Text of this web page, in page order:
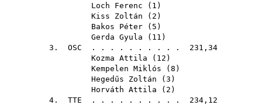
Loch Ferenc ( 1 )
Kiss Zoltán ( 2 )
Bakos Péter ( 5 )
Gerda Gyula ( 11 )
3. OSC . . . . . . . . . . 231,34
Kozma Attila ( 12 )
Kempelen Miklós ( 8 )
Hegedűs Zoltán ( 3 )
Horváth Attila ( 2 )
4. TTE . . . . . . . . . . 234,12